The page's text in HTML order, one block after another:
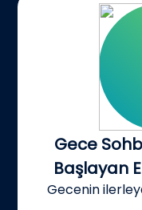
Gece
Başlayan
Gecenin